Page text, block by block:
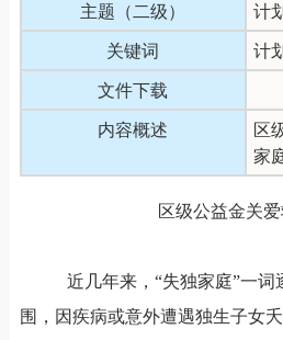
主题（二级） 计
关键词 计
文件下载
内容概述
区
家
区级公益金关
近几年来，“失独家庭”一
围，因疾病或意外遭遇独生子女